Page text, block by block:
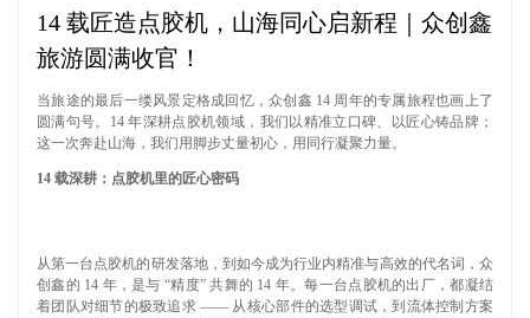
​14 载匠造点胶机，山海同心启新程｜众创鑫
旅游圆满收官！
当旅途的最后一缕风景定格成回忆，众创鑫 14 周年的专属旅程也画上了
圆满句号。14 年深耕点胶机领域，我们以精准立口碑、以匠心铸品牌；
这一次奔赴山海，我们用脚步丈量初心，用同行凝聚力量。
14 载深耕：点胶机里的匠心密码
从第一台点胶机的研发落地，到如今成为行业内精准与高效的代名词，众
创鑫的 14 年，是与 “精度” 共舞的 14 年。每一台点胶机的出厂，都凝结
着团队对细节的极致追求 —— 从核心部件的选型调试，到流体控制方案